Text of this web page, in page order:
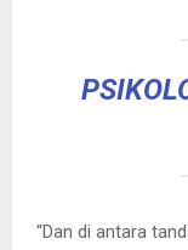
“Dan di antara